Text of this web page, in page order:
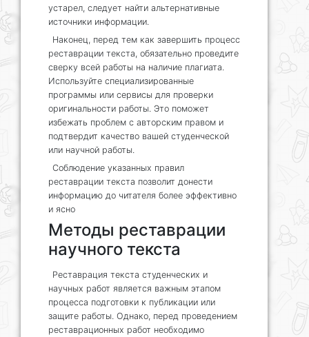
устарел, следует найти альтернативные
источники информации.
Наконец, перед тем как завершить процесс
реставрации текста, обязательно проведите
сверку всей работы на наличие плагиата.
Используйте специализированные
программы или сервисы для проверки
оригинальности работы. Это поможет
избежать проблем с авторским правом и
подтвердит качество вашей студенческой
или научной работы.
Соблюдение указанных правил
реставрации текста позволит донести
информацию до читателя более эффективно
и ясно
Методы реставрации
научного текста
Реставрация текста студенческих и
научных работ является важным этапом
процесса подготовки к публикации или
защите работы. Однако, перед проведением
реставрационных работ необходимо